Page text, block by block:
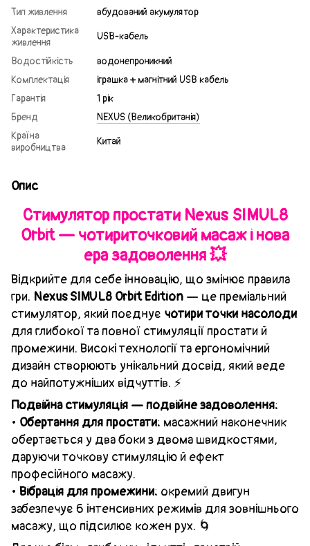
Тип живлення
вбудований акумулятор
Характеристика
живлення
USB-кабель
Водостійкість
водонепроникний
Комплектація
іграшка + магнітний USB кабель
Гарантія
1 рік
Бренд
NEXUS (Великобританія)
Країна
виробництва
Китай
Опис
Стимулятор простати Nexus SIMUL8
Orbit — чотириточковий масаж і нова
ера задоволення 💥
Відкрийте для себе інновацію, що змінює правила
гри. Nexus SIMUL8 Orbit Edition — це преміальний
стимулятор, який поєднує чотири точки насолоди
для глибокої та повної стимуляції простати й
промежини. Високі технології та ергономічний
дизайн створюють унікальний досвід, який веде
до найпотужніших відчуттів. ⚡
Подвійна стимуляція — подвійне задоволення:
• Обертання для простати: масажний наконечник
обертається у два боки з двома швидкостями,
даруючи точкову стимуляцію й ефект
професійного масажу.
• Вібрація для промежини: окремий двигун
забезпечує 6 інтенсивних режимів для зовнішнього
масажу, що підсилює кожен рух. 🌀